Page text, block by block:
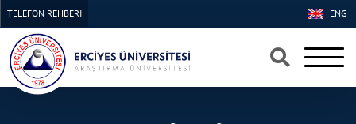
×
×
ENG
TELEFON REHBERİ